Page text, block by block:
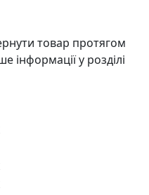
товар протягом
інформації у розділі